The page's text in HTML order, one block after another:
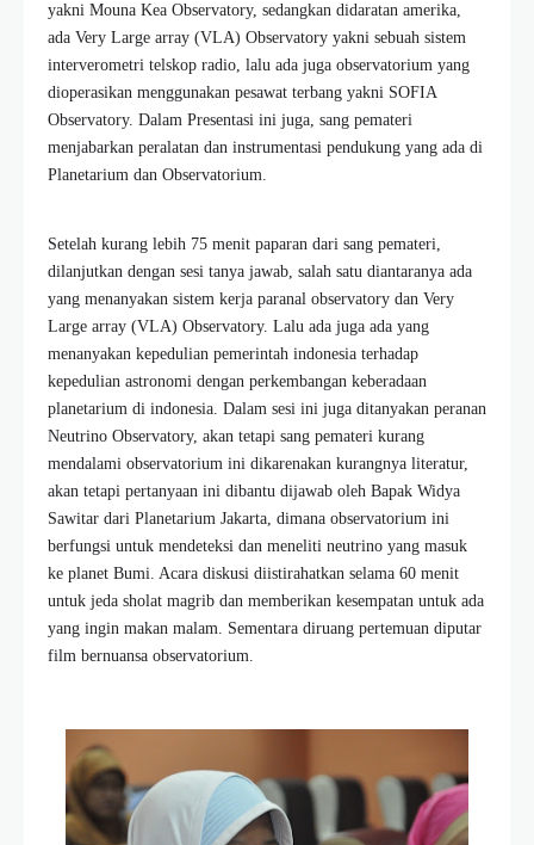
yakni Mouna Kea Observatory, sedangkan didaratan amerika,
ada Very Large array (VLA) Observatory yakni sebuah sistem
interverometri telskop radio, lalu ada juga observatorium yang
dioperasikan menggunakan pesawat terbang yakni SOFIA
Observatory. Dalam Presentasi ini juga, sang pemateri
menjabarkan peralatan dan instrumentasi pendukung yang ada di
Planetarium dan Observatorium.
Setelah kurang lebih 75 menit paparan dari sang pemateri,
dilanjutkan dengan sesi tanya jawab, salah satu diantaranya ada
yang menanyakan sistem kerja paranal observatory dan Very
Large array (VLA) Observatory. Lalu ada juga ada yang
menanyakan kepedulian pemerintah indonesia terhadap
kepedulian astronomi dengan perkembangan keberadaan
planetarium di indonesia. Dalam sesi ini juga ditanyakan peranan
Neutrino Observatory, akan tetapi sang pemateri kurang
mendalami observatorium ini dikarenakan kurangnya literatur,
akan tetapi pertanyaan ini dibantu dijawab oleh Bapak Widya
Sawitar dari Planetarium Jakarta, dimana observatorium ini
berfungsi untuk mendeteksi dan meneliti neutrino yang masuk
ke planet Bumi. Acara diskusi diistirahatkan selama 60 menit
untuk jeda sholat magrib dan memberikan kesempatan untuk ada
yang ingin makan malam. Sementara diruang pertemuan diputar
film bernuansa observatorium.